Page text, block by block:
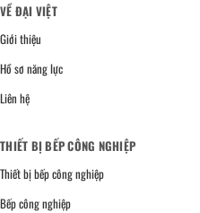
VỀ ĐẠI VIỆT
Giới thiệu
Hồ sơ năng lực
Liên hệ
THIẾT BỊ BẾP CÔNG NGHIỆP
Thiết bị bếp công nghiệp
Bếp công nghiệp